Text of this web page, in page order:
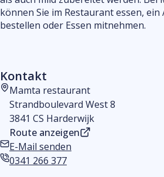
können Sie im Restaurant essen, ein
bestellen oder Essen mitnehmen.
Kontakt
Adresse
Mamta restaurant
Strandboulevard West 8
3841 CS Harderwijk
Route anzeigen
E-Mail-Adresse
E-Mail senden
Telefonnummer
0341 266 377